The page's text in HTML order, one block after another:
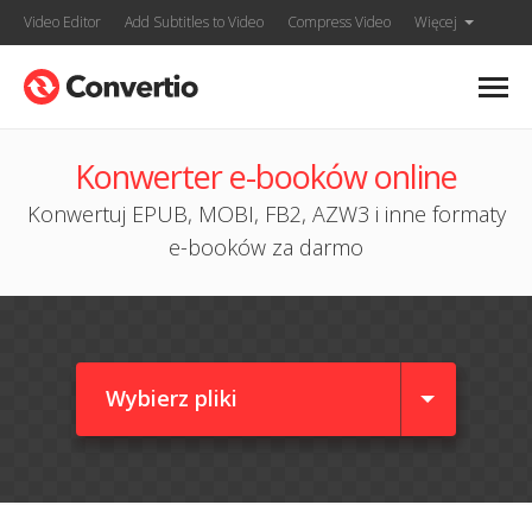
Video Editor Add Subtitles to Video Compress Video Więcej
Konwerter e-booków online
Konwertuj EPUB, MOBI, FB2, AZW3 i inne formaty
e-booków za darmo
Wybierz pliki